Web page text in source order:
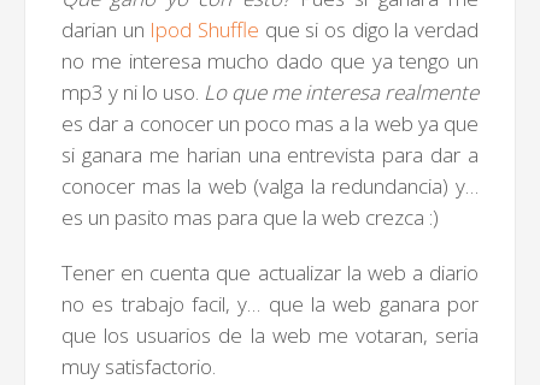
darian un Ipod Shuffle que si os digo la verdad
no me interesa mucho dado que ya tengo un
mp3 y ni lo uso. Lo que me interesa realmente
es dar a conocer un poco mas a la web ya que
si ganara me harian una entrevista para dar a
conocer mas la web (valga la redundancia) y…
es un pasito mas para que la web crezca :)
Tener en cuenta que actualizar la web a diario
no es trabajo facil, y… que la web ganara por
que los usuarios de la web me votaran, seria
muy satisfactorio.